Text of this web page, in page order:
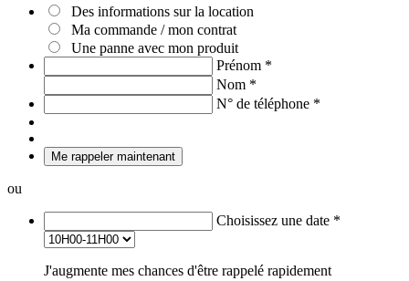
Des informations sur la location
Ma commande / mon contrat
Une panne avec mon produit
Prénom *
Nom *
N° de téléphone *
Me rappeler maintenant
ou
Choisissez une date *
J'augmente mes chances d'être rappelé rapidement